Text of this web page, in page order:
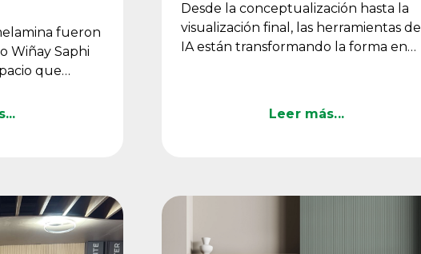
fueron
Wiñay Saphi
que
Desde la conceptualización hasta la
visualización final, las herramientas de
IA están transformando la forma en
Leer más...